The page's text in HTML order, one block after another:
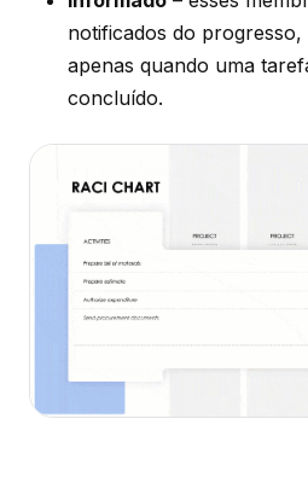
notificados do progresso,
apenas quando uma
concluído.